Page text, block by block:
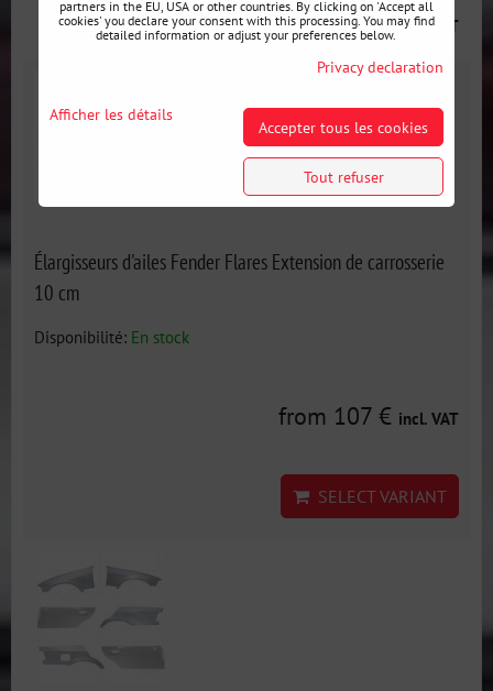
from 82 €incl. VAT
Élargisseurs d'ailes Fender Flares Extension de carrosserie
10 cm
Disponibilité: En stock
from 107 € incl. VAT
SELECT VARIANT
partners in the EU, USA or other countries. By clicking on 'Accept all
cookies' you declare your consent with this processing. You may find
detailed information or adjust your preferences below.
Privacy declaration
Afficher les détails
Accepter tous les cookies
Tout refuser